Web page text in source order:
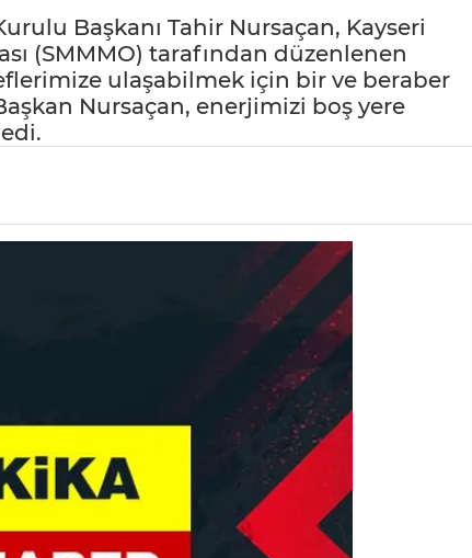
Başkanı Tahir Nursaçan, Kayseri
(SMMMO) tarafından düzenlenen
ulaşabilmek için bir ve beraber
Nursaçan, enerjimizi boş yere